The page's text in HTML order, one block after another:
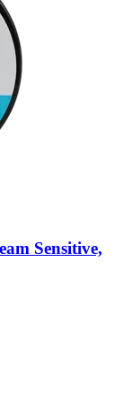
Sensitive,